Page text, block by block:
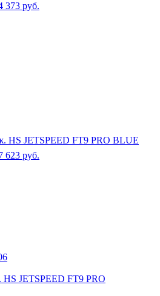
373 руб.
HS JETSPEED FT9 PRO BLUE
623 руб.
JETSPEED FT9 PRO